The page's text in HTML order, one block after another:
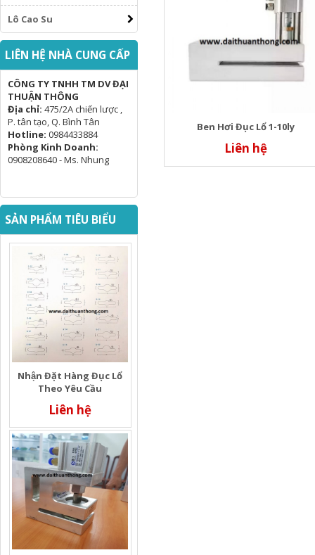
Lô Cao Su
LIÊN HỆ NHÀ CUNG CẤP
CÔNG TY TNHH TM DV ĐẠI
THUẬN THÔNG
Địa chỉ: 475/2A chiến lược ,
P. tân tạo, Q. Bình Tân
Hotline: 0984433884
Phòng Kinh Doanh:
0908208640 - Ms. Nhung
SẢN PHẨM TIÊU BIỂU
Nhận Đặt Hàng Đục Lổ
Theo Yêu Cầu
Liên hệ
Ben Hơi Đục Lổ 1-10ly
Liên hệ